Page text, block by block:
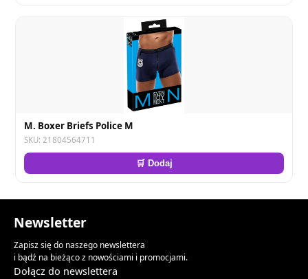
M. Boxer Briefs Police M
SKU: 21804564711
🛒 Dodaj
Newsletter
Zapisz się do naszego newslettera
i bądź na bieżąco z nowościami i promocjami.
Dołącz do newslettera